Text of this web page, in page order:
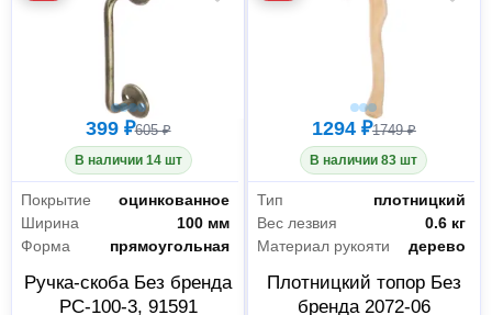
399 ₽605 ₽
В наличии 14 шт
Покрытие
оцинкованное
Ширина
100 мм
Форма
прямоугольная
Ручка-скоба Без бренда
РС-100-3, 91591
1294 ₽1749 ₽
В наличии 83 шт
Тип
плотницкий
Вес лезвия
0.6 кг
Материал рукояти
дерево
Плотницкий топор Без
бренда 2072-06